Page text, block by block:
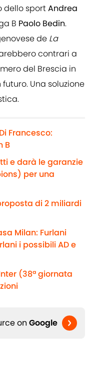
dello sportAndrea
B Paolo Bedin.
de La
contrari a
del Brescia in
Una soluzione
Francesco:
B
e darà le garanzie
per una
di 2 miliardi
Milan: Furlani
i possibili AD e
(38ª giornata
on Google